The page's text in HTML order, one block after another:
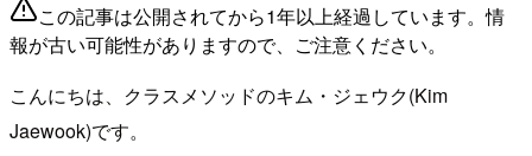
この記事は公開されてから1年以上経過しています。情
報が古い可能性がありますので、ご注意ください。
こんにちは、クラスメソッドのキム・ジェウク(Kim
Jaewook)です。